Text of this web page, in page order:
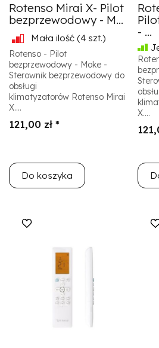
Rotenso Mirai X- Pilot
bezprzewodowy - M...
Mała ilość (4 szt.)
Rotenso - Pilot
bezprzewodowy - Moke -
Sterownik bezprzewodowy do
obsługi
klimatyzatorów Rotenso Mirai
X....
121,00 zł *
Do koszyka
- ...
X....